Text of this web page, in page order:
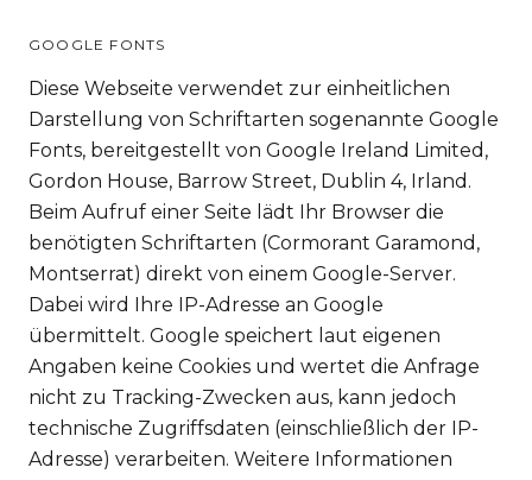
GOOGLE FONTS
Diese Webseite verwendet zur einheitlichen
Darstellung von Schriftarten sogenannte Google
Fonts, bereitgestellt von Google Ireland Limited,
Gordon House, Barrow Street, Dublin 4, Irland.
Beim Aufruf einer Seite lädt Ihr Browser die
benötigten Schriftarten (Cormorant Garamond,
Montserrat) direkt von einem Google-Server.
Dabei wird Ihre IP-Adresse an Google
übermittelt. Google speichert laut eigenen
Angaben keine Cookies und wertet die Anfrage
nicht zu Tracking-Zwecken aus, kann jedoch
technische Zugriffsdaten (einschließlich der IP-
Adresse) verarbeiten. Weitere Informationen